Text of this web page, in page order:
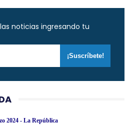
noticias ingresando tu
2024 - La República